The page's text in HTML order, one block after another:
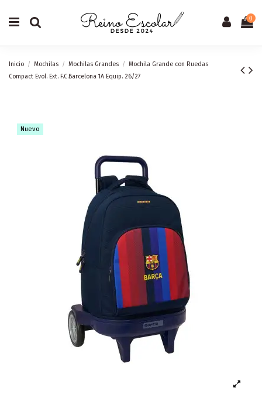
0
Inicio Mochilas Mochilas Grandes
Mochila Grande con Ruedas
Compact Evol. Ext. F.C.Barcelona 1A Equip. 26/27
Nuevo